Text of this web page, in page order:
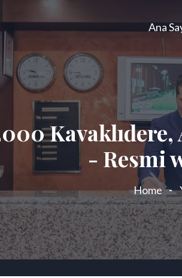
Ana
- Resmi
Home